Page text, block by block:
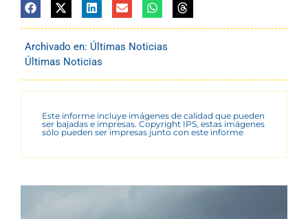
Archivado en: Últimas Noticias
Últimas Noticias
Este informe incluye imágenes de calidad que pueden
ser bajadas e impresas. Copyright IPS, estas imágenes
sólo pueden ser impresas junto con este informe